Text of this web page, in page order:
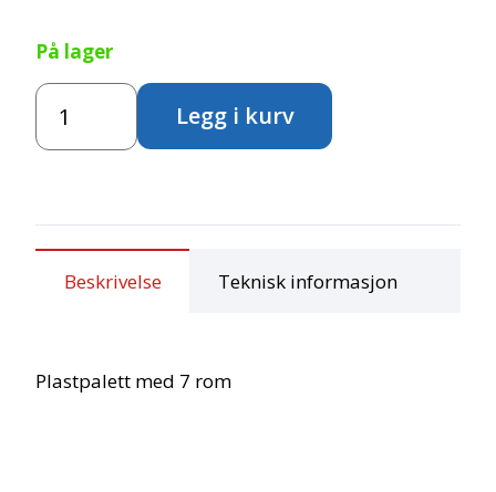
På lager
Art
Creation
Plastpalett
Legg i kurv
Beskrivelse Teknisk informasjon
Plastpalett med 7 rom